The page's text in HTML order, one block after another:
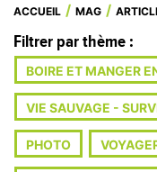
ACCUEIL MAG
Filtrer par thème :
BOIRE ET MANGER
VIE SAUVAGE -
PHOTO